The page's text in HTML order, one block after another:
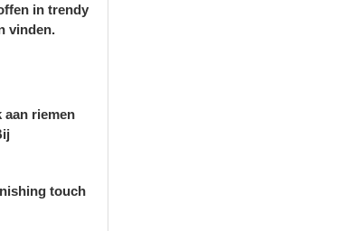
in trendy
vinden.
aan riemen
touch